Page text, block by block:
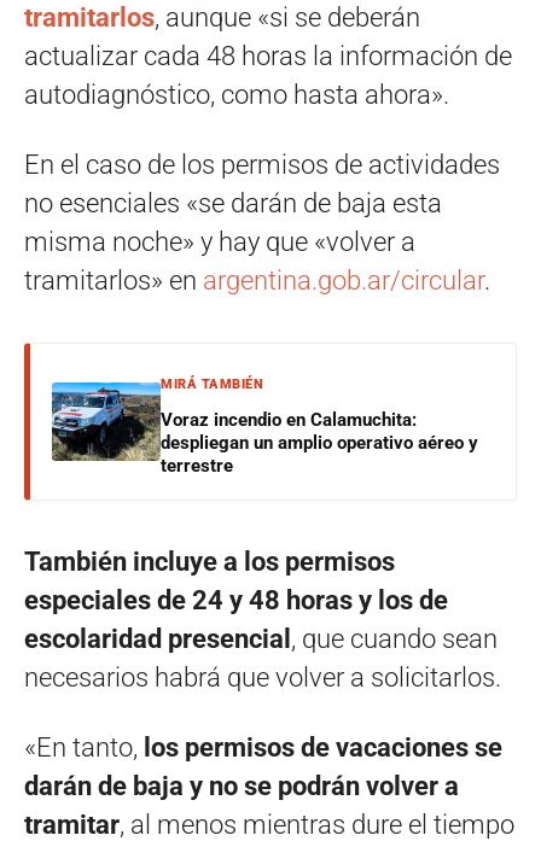
tramitarlos, aunque «si se deberán
actualizar cada 48 horas la información de
autodiagnóstico, como hasta ahora».
En el caso de los permisos de actividades
no esenciales «se darán de baja esta
misma noche» y hay que «volver a
tramitarlos» en argentina.gob.ar/circular.
MIRÁ TAMBIÉN
Voraz incendio en Calamuchita:
despliegan un amplio operativo aéreo y
terrestre
También incluye a los permisos
especiales de 24 y 48 horas y los de
escolaridad presencial , que cuando sean
necesarios habrá que volver a solicitarlos.
«En tanto, los permisos de vacaciones se
darán de baja y no se podrán volver a
tramitar, al menos mientras dure el tiempo